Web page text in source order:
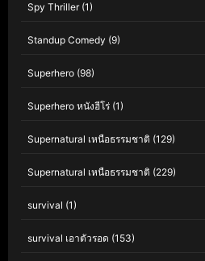
Spy Thriller(1)
Standup Comedy (9)
Superhero (98)
Superhero หนังฮีโร่ (1)
Supernatural เหนือธรรมชาติ (129)
Supernatural เหนือธรรมชาติ (229)
survival (1)
survival เอาตัวรอด (153)